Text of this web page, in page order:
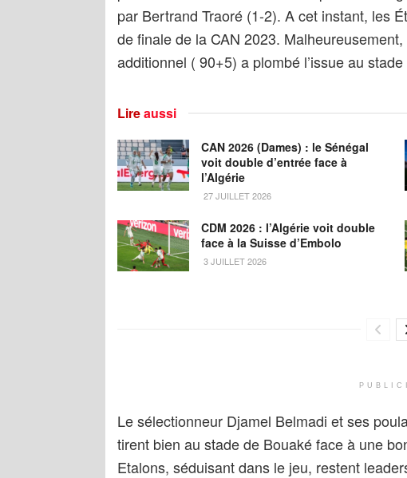
par Bertrand Traoré (1-2). A cet instant, les
de finale de la CAN 2023.
additionnel ( 90+5) a plombé l’issue au
Lireaussi
CAN 2026 (Dames) : le Sénégal
voit double d’entrée face à
l’Algérie
27 JUILLET 2026
CDM 2026 : l’Algérie voit double
face à la Suisse d’Embolo
3 JUILLET 2026
Le sélectionneur Djamel Belmadi et ses
tirent bien au stade de Bouaké face à une
Etalons, séduisant dans le jeu, restent